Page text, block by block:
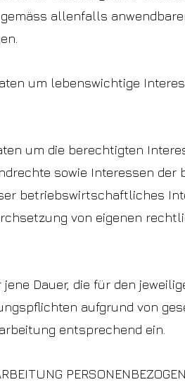
allenfalls
um lebenswichtige
um die berechtigten
sowie Interessen
betriebswirtschaftliches
von eigenen
Dauer, die für den
aufgrund von
entsprechend ein.